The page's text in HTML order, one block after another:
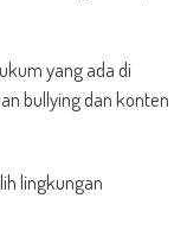
yang ada di
bullying dan konten
lingkungan